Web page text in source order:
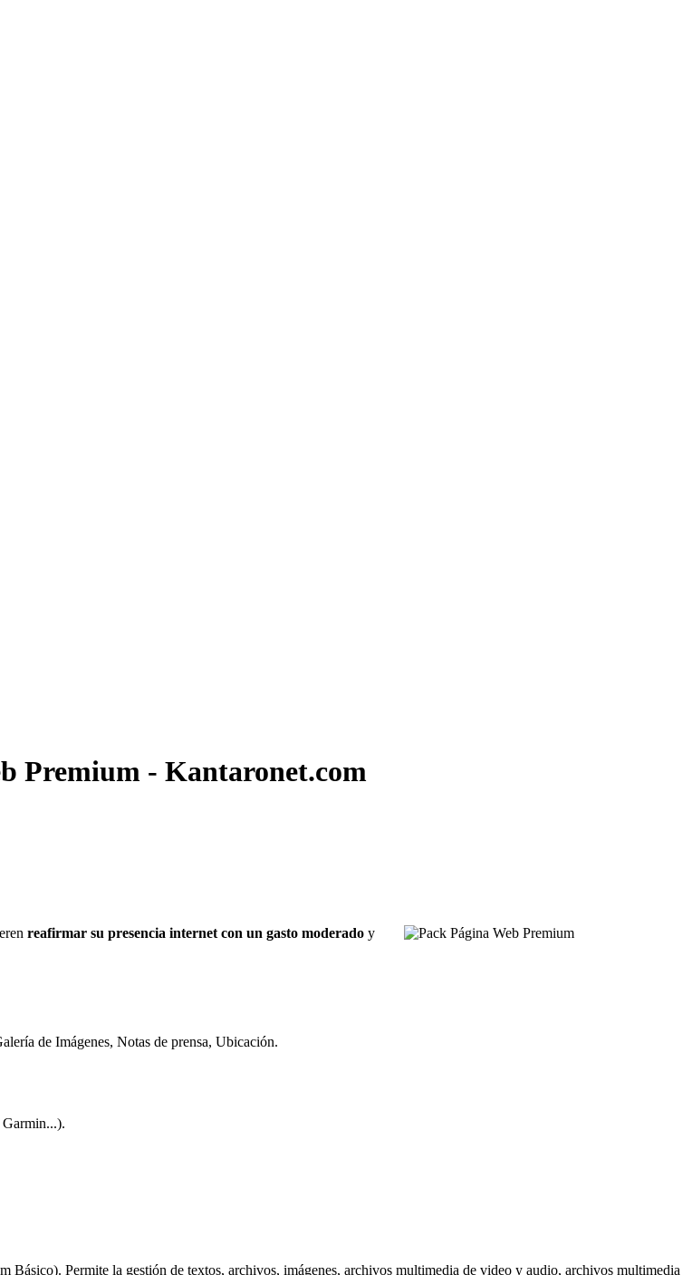
Premium - Kantaronet.com
reafirmar su presencia internet con un gasto moderado y
de Imágenes, Notas de prensa, Ubicación.
Permite la gestión de textos, archivos, imágenes, archivos multimedia de video y audio, archivos multimedia